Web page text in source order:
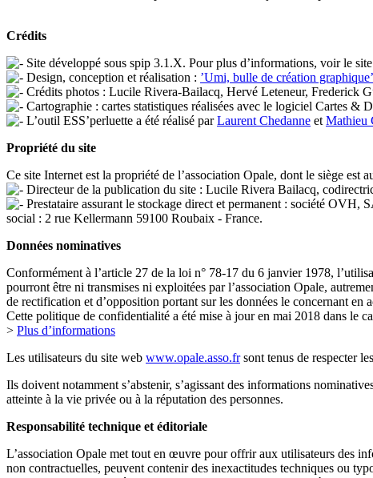
Crédits
Site développé sous spip 3.1.X. Pour plus d’informations, voir le site
Design, conception et réalisation : ’Umi, bulle de création graphique’
Crédits photos : Lucile Rivera-Bailacq, Hervé Leteneur, Frederick
Cartographie : cartes statistiques réalisées avec le logiciel Cartes &
L’outil ESS’perluette a été réalisé parLaurent Chedanne et Mathieu
Propriété du site
Ce site Internet est la propriété de l’association Opale, dont le siège
Directeur de la publication du site : Lucile Rivera Bailacq,
Prestataire assurant le stockage direct et permanent : société
social : 2 rue Kellermann 59100 Roubaix - France.
Données nominatives
Conformément à l’article 27 de la loi n° 78-17 du 6 janvier 1978,
pourront être ni transmises ni exploitées par l’association Opale,
de rectification et d’opposition portant sur les données le concernant en
Cette politique de confidentialité a été mise à jour en mai 2018 dans le
> Plus d’informations
Les utilisateurs du site web www.opale.asso.frsont tenus de respecter
Ils doivent notamment s’abstenir, s’agissant des informations
atteinte à la vie privée ou à la réputation des personnes.
Responsabilité technique et éditoriale
L’association Opale met tout en œuvre pour offrir aux utilisateurs des
non contractuelles, peuvent contenir des inexactitudes techniques ou